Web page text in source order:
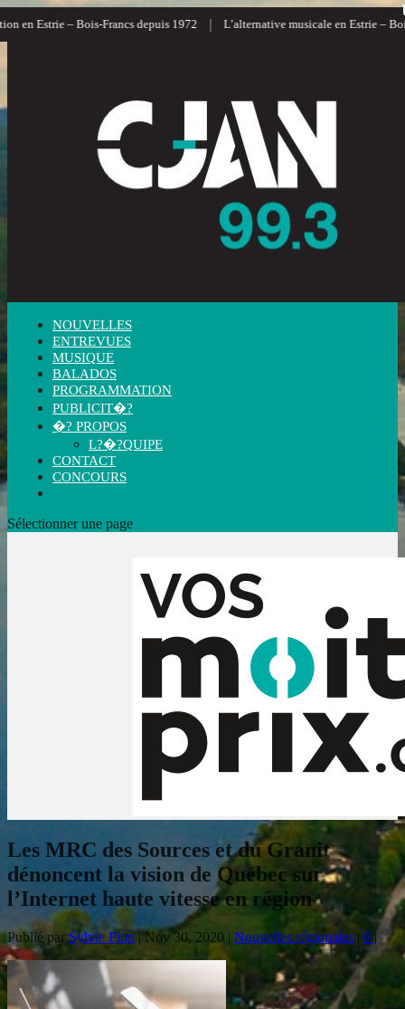
Estrie – Bois-Francs depuis 1972 | L’alternative musicale en Estrie – Bois-
NOUVELLES
ENTREVUES
MUSIQUE
BALADOS
PROGRAMMATION
PUBLICIT�?
�? PROPOS
L?�?QUIPE
CONTACT
CONCOURS
Sélectionner une page
Les MRC des Sources et du Granit
dénoncent la vision de Québec sur
l’Internet haute vitesse en région
Publié parSylvie Pion | Nov 30, 2020 | Nouvelles régionales | 0|